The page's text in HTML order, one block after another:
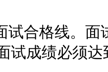
合格线。面
试成绩必须